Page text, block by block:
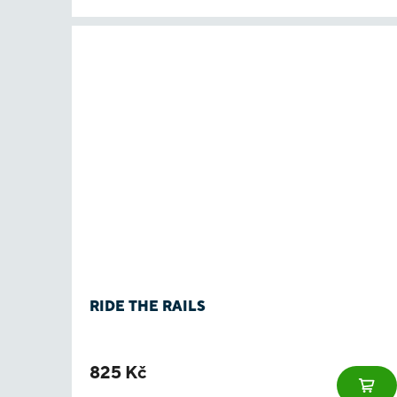
RIDE THE RAILS
825 Kč